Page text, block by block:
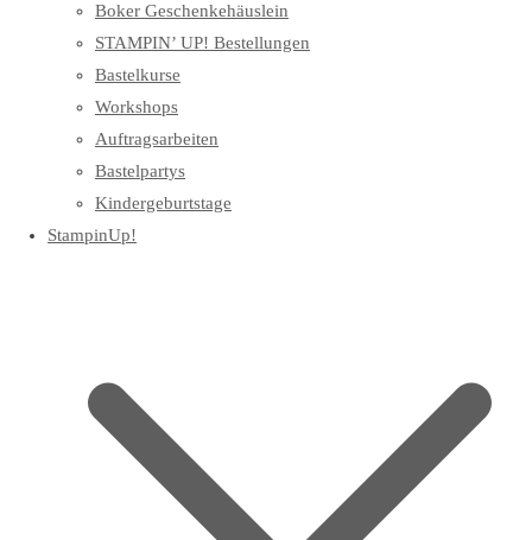
Boker Geschenkehäuslein
STAMPIN’ UP! Bestellungen
Bastelkurse
Workshops
Auftragsarbeiten
Bastelpartys
Kindergeburtstage
StampinUp!